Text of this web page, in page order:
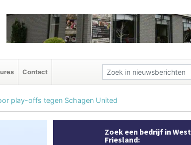
Contact
play-offs tegen Schagen United
Zoek een bedrijf in West
Friesland: